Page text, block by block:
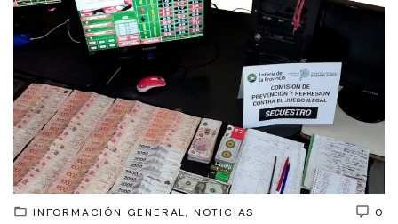
0
INFORMACIÓN GENERAL NOTICIAS